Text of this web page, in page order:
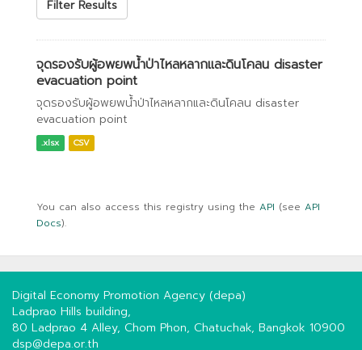
Filter Results
จุดรองรับผู้อพยพน้ำป่าไหลหลากและดินโคลน disaster
evacuation point
จุดรองรับผู้อพยพน้ำป่าไหลหลากและดินโคลน disaster
evacuation point
.xlsx CSV
You can also access this registry using the API (see API
Docs).
Digital Economy Promotion Agency (depa)
Ladprao Hills building,
80 Ladprao 4 Alley, Chom Phon, Chatuchak, Bangkok 10900
dsp@depa.or.th